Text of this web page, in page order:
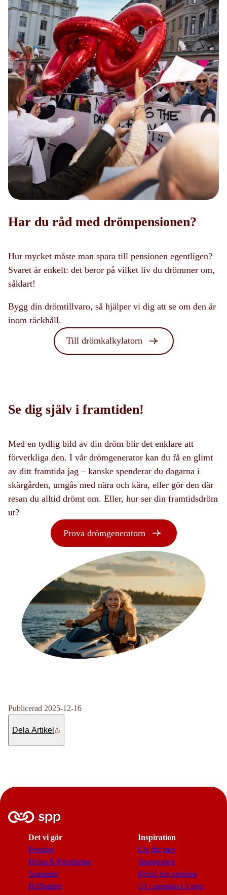
Har du råd med drömpensionen?
Hur mycket måste man spara till pensionen egentligen?
Svaret är enkelt: det beror på vilket liv du drömmer om,
såklart!
Bygg din drömtillvaro, så hjälper vi dig att se om den är
inom räckhåll.
Till drömkalkylatorn
Se dig själv i framtiden!
Med en tydlig bild av din dröm blir det enklare att
förverkliga den. I vår drömgenerator kan du få en glimt
av ditt framtida jag – kanske spenderar du dagarna i
skärgården, umgås med nära och kära, eller gör den där
resan du alltid drömt om. Eller, hur ser din framtidsdröm
ut?
Prova drömgeneratorn
Publicerad 2025-12-16
Dela Artikel
Det vi gör
Pension
Hälsa & Försäkring
Sparande
Hållbarhet
Inspiration
Lär dig mer
Sparguiden
Förstå din pension
Gå i pension i 3 steg